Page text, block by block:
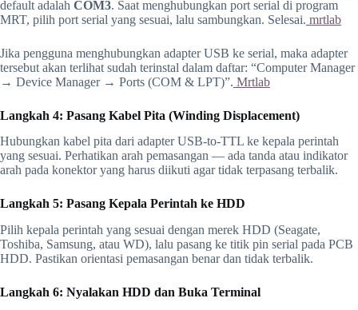
default adalah COM3. Saat menghubungkan port serial di program
MRT, pilih port serial yang sesuai, lalu sambungkan. Selesai. mrtlab
Jika pengguna menghubungkan adapter USB ke serial, maka adapter
tersebut akan terlihat sudah terinstal dalam daftar: “Computer Manager
→ Device Manager → Ports (COM & LPT)”. Mrtlab
Langkah 4: Pasang Kabel Pita (Winding Displacement)
Hubungkan kabel pita dari adapter USB-to-TTL ke kepala perintah
yang sesuai. Perhatikan arah pemasangan — ada tanda atau indikator
arah pada konektor yang harus diikuti agar tidak terpasang terbalik.
Langkah 5: Pasang Kepala Perintah ke HDD
Pilih kepala perintah yang sesuai dengan merek HDD (Seagate,
Toshiba, Samsung, atau WD), lalu pasang ke titik pin serial pada PCB
HDD. Pastikan orientasi pemasangan benar dan tidak terbalik.
Langkah 6: Nyalakan HDD dan Buka Terminal